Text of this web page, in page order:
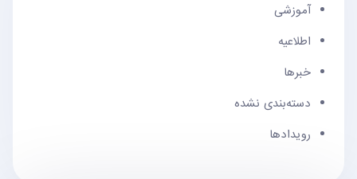
آموزشی
اطلاعیه
خبرها
دسته‌بندی نشده
رویدادها